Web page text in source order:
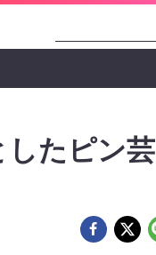
したピン芸